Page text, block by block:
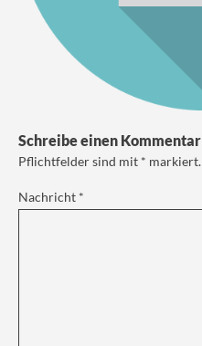
Schreibe einen Kommentar
Pflichtfelder sind mit * markiert.
Nachricht *